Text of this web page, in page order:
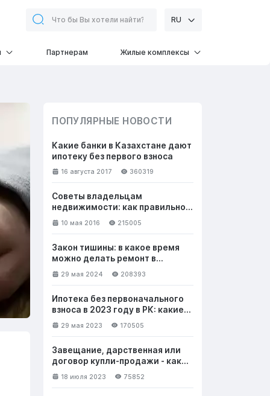
RU
Партнерам Жилые комплексы
ПОПУЛЯРНЫЕ НОВОСТИ
Какие банки в Казахстане дают
ипотеку без первого взноса
16 августа 2017 360319
Советы владельцам
недвижимости: как правильно
общаться с клиентами, чтобы
успешно продать жилье
10 мая 2016 215005
Закон тишины: в какое время
можно делать ремонт в
квартире в выходные и будни
29 мая 2024 208393
Ипотека без первоначального
взноса в 2023 году в РК: какие
банки выдают и на каких
условиях
29 мая 2023 170505
Завещание, дарственная или
договор купли-продажи - как
лучше безвозмездно передать
недвижимость
18 июля 2023 75852